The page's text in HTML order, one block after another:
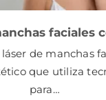
faciales
de manchas
que utiliza
para…